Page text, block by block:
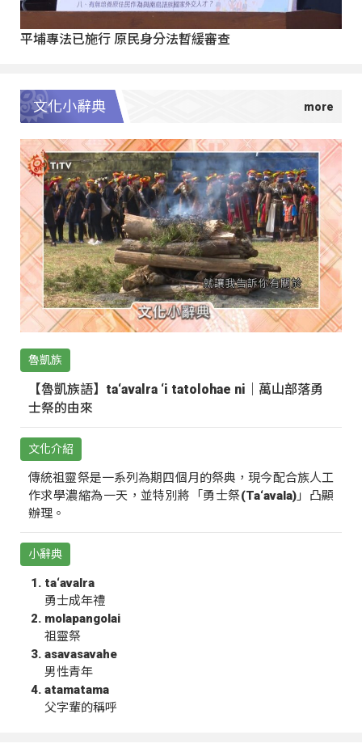
平埔專法已施行 原民身分法暫緩審查
文化小辭典
魯凱族
【魯凱族語】ta‘avalra ‘i tatolohae ni｜萬山部落勇
士祭的由來
文化介紹
傳統祖靈祭是一系列為期四個月的祭典，現今配合族人工
作求學濃縮為一天，並特別將「勇士祭(Ta‘avala)」凸顯
辦理。
小辭典
ta‘avalra
勇士成年禮
molapangolai
祖靈祭
asavasavahe
男性青年
atamatama
父字輩的稱呼